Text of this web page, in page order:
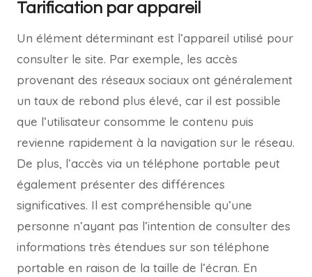
Tarification par appareil
Un élément déterminant est l’appareil utilisé pour
consulter le site. Par exemple, les accès
provenant des réseaux sociaux ont généralement
un taux de rebond plus élevé, car il est possible
que l’utilisateur consomme le contenu puis
revienne rapidement à la navigation sur le réseau.
De plus, l’accès via un téléphone portable peut
également présenter des différences
significatives. Il est compréhensible qu’une
personne n’ayant pas l’intention de consulter des
informations très étendues sur son téléphone
portable en raison de la taille de l’écran. En